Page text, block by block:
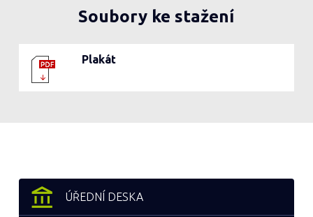
Soubory ke stažení
Plakát
ÚŘEDNÍ DESKA